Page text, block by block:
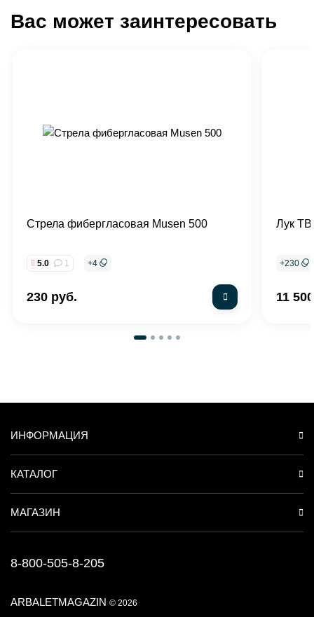
Вас может заинтересовать
Стрела фибергласовая Musen 500
5.0 1 +4
230 руб.
Лук
+230
11
ARBALETMAGAZIN © 2026
ИНФОРМАЦИЯ
КАТАЛОГ
МАГАЗИН
8-800-505-8-205